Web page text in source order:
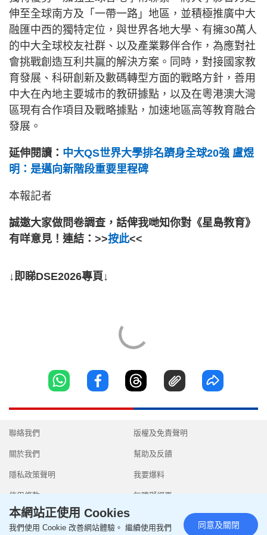
伸至全球南方及「一帶一路」地區，並積極推廣中大
融匯中西的獨特定位，與世界各地大學、有擁30萬人
的中大全球校友社群、以及產業夥伴合作，為應對社
會挑戰創造互利共贏的解決方案。同時，對接國家教
育發展、科研創新及數碼轉型方面的戰略方針，善用
中大在內地主要城市的教研據點，以及在粵港澳大灣
區現有合作項目及戰略據點，加速地區高等教育融合
發展。
延伸閱讀： 中大QS世界大學排名躋身全球20強 盧煜
明：是邁向新階段重要里程碑
本報記者
誠邀大家做問卷調查，話俾我哋知你對《星島教育》
有咩意見！連結：>>按此<<
↓即睇DSE2026專頁↓
聯絡我們
關於我們
隱私政策聲明
使用條款
版權及免責聲明
幫助及反饋
我要爆料
無障礙網頁
本網站正使用 Cookies
我們使用 Cookie 改善網站體驗。 繼續使用我們
同意及關閉